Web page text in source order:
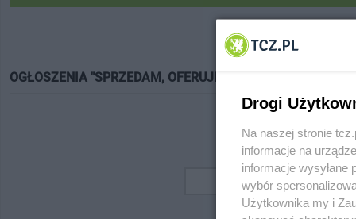
OGŁOSZENIA "SPRZEDAM, OFERUJĘ"
Drogi
Na naszej stronie
informacje na
informacje wysyłane
wybór
Użytkownika my i